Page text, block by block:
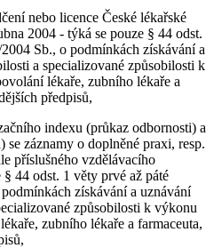
nebo licence České lékařské
2004 - týká se pouze § 44 odst.
Sb., o podmínkách získávání a
a specializované způsobilosti k
lékaře, zubního lékaře a
předpisů,
indexu (průkaz odbornosti) a
záznamy o doplněné praxi, resp.
příslušného vzdělávacího
44 odst. 1 věty prvé až páté
získávání a uznávání
způsobilosti k výkonu
zubního lékaře a farmaceuta,